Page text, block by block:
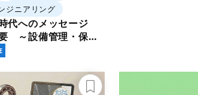
ジニアリング
代へのメッセージ
～設備管理・保全